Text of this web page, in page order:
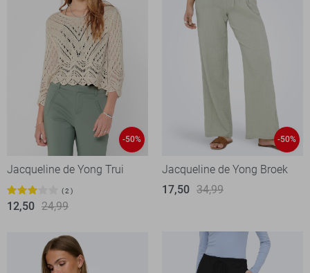
-50%
Jacqueline de Yong Trui
2
12,50 24,99
-50%
Jacqueline de Yong Broek
17,50 34,99